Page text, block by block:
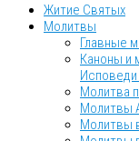
Житие Святых
Молитвы
Главные
Каноны и
Исповеди
Молитва
Молитвы
Молитвы